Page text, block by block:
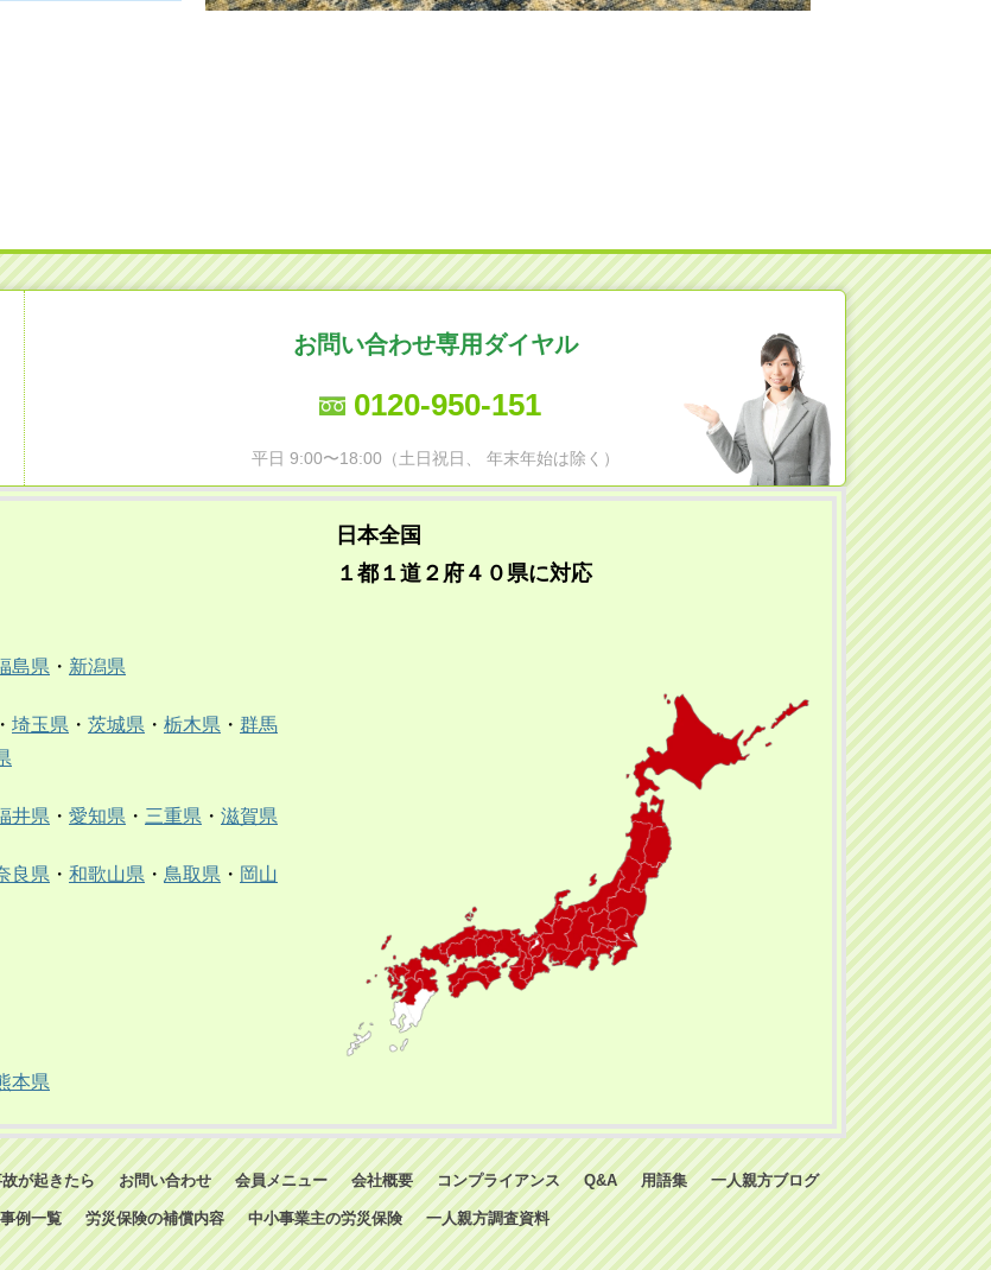
お問い合わせ専用ダイヤル
0120-950-151
平日 9:00〜18:00（土日祝日、 年末年始は除く）
島県 ・ 新潟県
・ 埼玉県 ・ 茨城県 ・ 栃木県 ・ 群馬
井県 ・ 愛知県 ・ 三重県 ・ 滋賀県
良県 ・ 和歌山県 ・ 鳥取県 ・ 岡山
本県
日本全国
１都１道２府４０県に対応
が起きたら お問い合わせ 会員メニュー 会社概要 コンプライアンス Q&A 用語集 一人親方ブログ
例一覧 労災保険の補償内容 中小事業主の労災保険 一人親方調査資料